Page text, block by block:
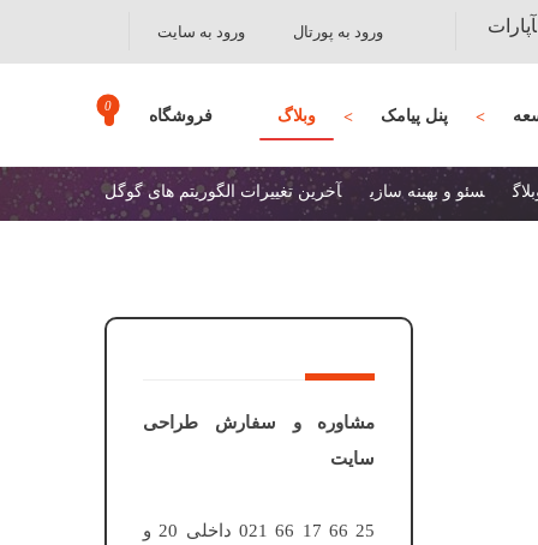
ورود به سایت ورود به پورتال آپارات
پنل پیامک وبلاگ فروشگاه
سئو و بهینه سازی آخرین تغییرات الگوریتم های گوگل
مشاوره و سفارش طراحی
سایت
25 66 17 66 021 داخلی 20 و